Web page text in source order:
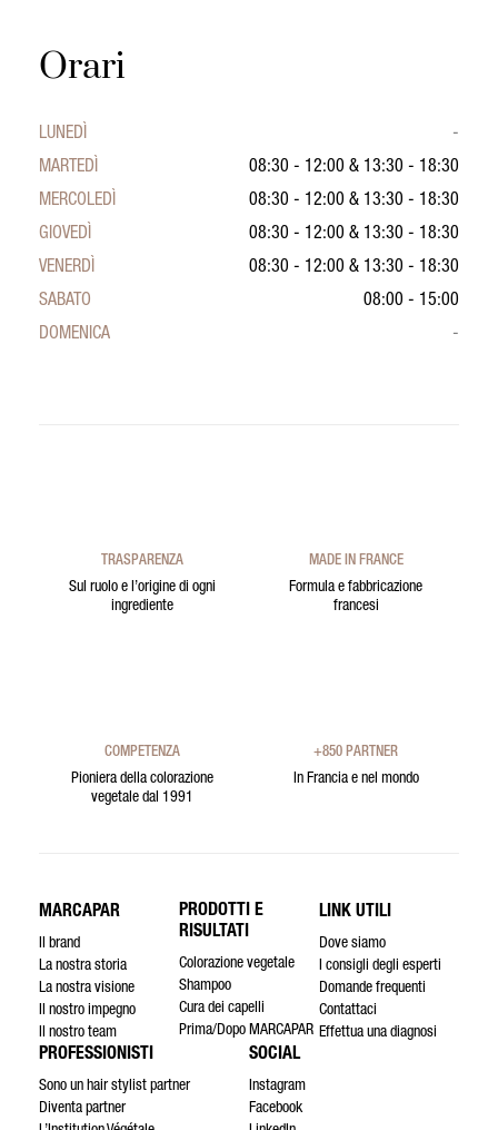
Orari
LUNEDÌ
-
MARTEDÌ
08:30 - 12:00 & 13:30 - 18:30
MERCOLEDÌ
08:30 - 12:00 & 13:30 - 18:30
GIOVEDÌ
08:30 - 12:00 & 13:30 - 18:30
VENERDÌ
08:30 - 12:00 & 13:30 - 18:30
SABATO
08:00 - 15:00
DOMENICA
-
TRASPARENZA
Sul ruolo e l’origine di ogni
ingrediente
MADE IN FRANCE
Formula e fabbricazione
francesi
COMPETENZA
Pioniera della colorazione
vegetale dal 1991
+850 PARTNER
In Francia e nel mondo
MARCAPAR
Il brand
La nostra storia
La nostra visione
Il nostro impegno
Il nostro team
PRODOTTI E
RISULTATI
Colorazione vegetale
Shampoo
Cura dei capelli
Prima/Dopo MARCAPAR
LINK UTILI
Dove siamo
I consigli degli esperti
Domande frequenti
Contattaci
Effettua una diagnosi
PROFESSIONISTI
Sono un hair stylist partner
Diventa partner
SOCIAL
Instagram
Facebook